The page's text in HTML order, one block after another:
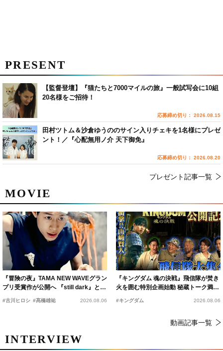
MOVIE
『冒険の夜』TAMA NEW WAVEグラン
プリ受賞作が公開へ 『still dark』と同
#古川ヒロシ #髙橋雄祐 2026.08.06
『キングダム 魂の決戦』飛信隊が焚き
火を囲む特別企画始動 秘蔵トーク満載
#キングダム 2026.08.06
動画記事一覧
INTERVIEW
PRESENT
【監督登壇】『猫たちと7000マイルの旅』一般試写会に10組
20名様をご招待！
応募締め切り： 2026.08.15
田村ツトム＆沙倉ゆうののサイン入りチェキを1名様にプレゼ
ント！／『心配無用ノ介 天下御免』
応募締め切り： 2026.08.20
プレゼント記事一覧